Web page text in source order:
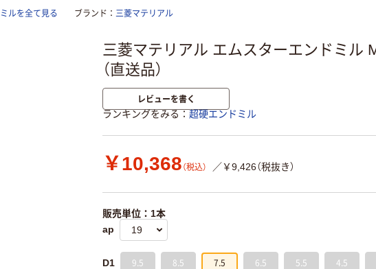
ルを全て見る ブランド 三菱マテリアル
三菱マテリアル エムスターエンドミル
（直送品）
レビューを書く
ランキングをみる 超硬エンドミル
￥10,368 （税込） ／￥9,426（税抜き）
販売単位：1本
ap
D1 9.5 8.5 7.5 6.5 5.5 4.5